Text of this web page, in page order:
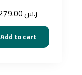
ر.س279.00
Add to cart